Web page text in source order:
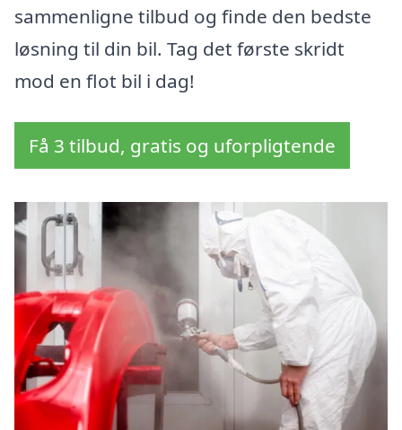
sammenligne tilbud og finde den bedste
løsning til din bil. Tag det første skridt
mod en flot bil i dag!
Få 3 tilbud, gratis og uforpligtende